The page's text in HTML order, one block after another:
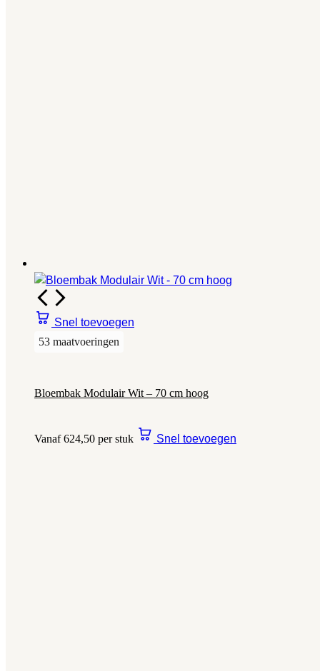
Snel toevoegen
53 maatvoeringen
Bloembak Modulair Wit – 70 cm hoog
Vanaf 624,50 per stuk Snel toevoegen